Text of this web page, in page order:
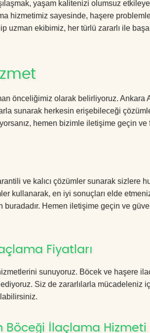
yaşam kalitenizi olumsuz
hizmetimiz sayesinde, haşere
uzman ekibimiz, her türlü zararlı ile
önceliğimiz olarak belirliyoruz. Ankara
sunarak herkesin erişebileceği
hemen bizimle iletişime geçin ve
ve kalıcı çözümler sunarak sizlere
kullanarak, en iyi sonuçları elde
buradadır. Hemen iletişime geçin ve
Fiyatları
sunuyoruz. Böcek ve haşere
Siz de zararlılarla mücadeleniz
Böceği İlaçlama Hizmeti